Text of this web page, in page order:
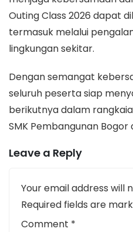
Outing Class 2026 dapat
termasuk melalui
lingkungan sekitar.
Dengan semangat
seluruh peserta siap
berikutnya dalam
SMK Pembangunan Bogor
Leave a Reply
Your email address will
Required fields are
Comment *